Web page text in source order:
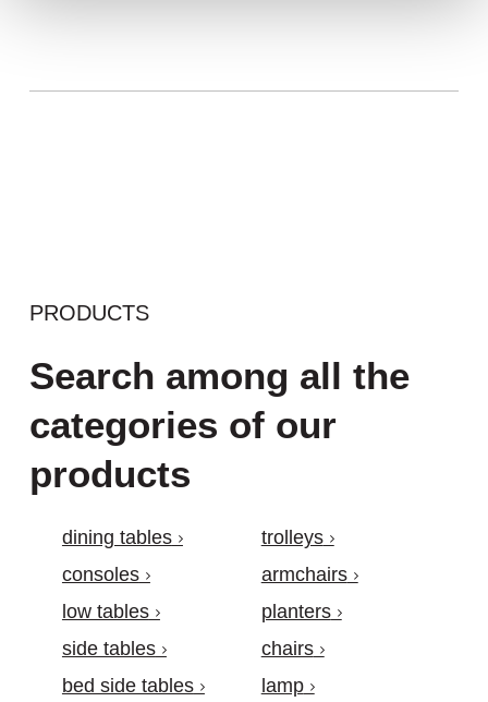
PRODUCTS
Search among all the
categories of our
products
dining tables
consoles
low tables
side tables
bed side tables
trolleys
armchairs
planters
chairs
lamp